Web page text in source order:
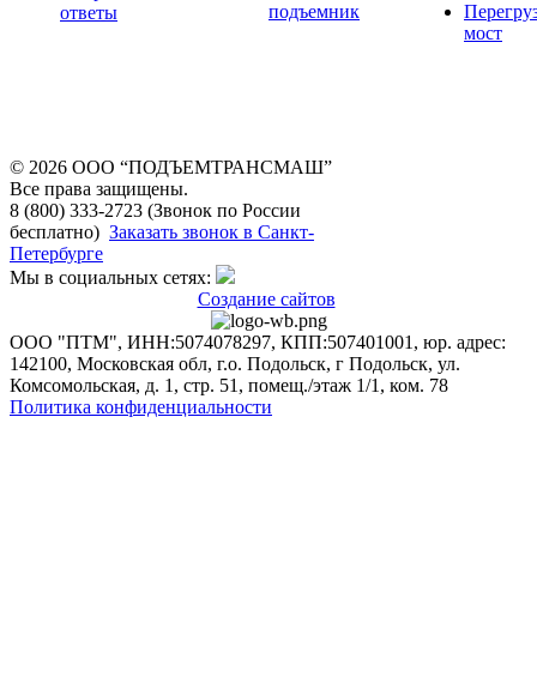
ответы
подъемник
мост
© 2026 OOO “ПОДЪЕМТРАНСМАШ”
Все права защищены.
8 (800) 333-2723 (Звонок по России
бесплатно) Заказать звонок в Санкт-
Петербурге
Мы в социальных сетях:
Создание сайтов
ООО "ПТМ", ИНН:5074078297, КПП:507401001, юр. адрес:
142100, Московская обл, г.о. Подольск, г Подольск, ул.
Комсомольская, д. 1, стр. 51, помещ./этаж 1/1, ком. 78
Политика конфиденциальности